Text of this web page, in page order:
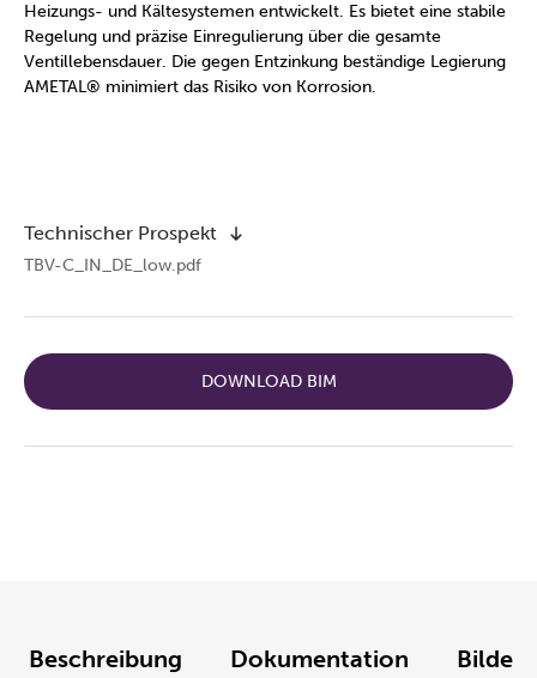
Heizungs- und Kältesystemen entwickelt. Es bietet eine stabile
Regelung und präzise Einregulierung über die gesamte
Ventillebensdauer. Die gegen Entzinkung beständige Legierung
AMETAL® minimiert das Risiko von Korrosion.
Technischer Prospekt
TBV-C_IN_DE_low.pdf
DOWNLOAD BIM
Beschreibung Dokumentation Bilder